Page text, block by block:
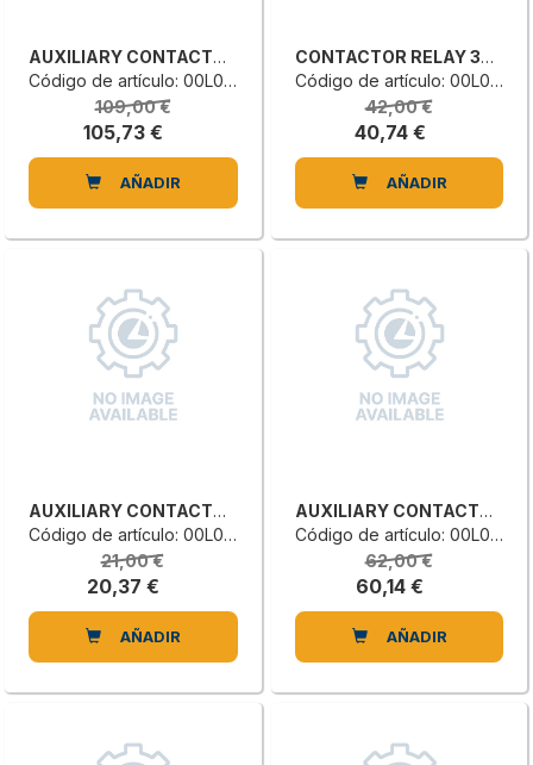
AUXILIARY CONTACTOR
Código de artículo: 00L0738816E
109,00 €
105,73 €
AÑADIR
CONTACTOR RELAY 3RH2122-2AF00
Código de artículo: 00L0116058C
42,00 €
40,74 €
AÑADIR
AUXILIARY CONTACTOR
Código de artículo: 00L0116057A
21,00 €
20,37 €
AÑADIR
AUXILIARY CONTACTOR
Código de artículo: 00L0762546B
62,00 €
60,14 €
AÑADIR